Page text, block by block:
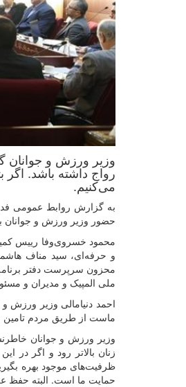
وزیر ورزش و جوانان
رواج داشته باشد‌. اگر
می‌کنیم.
به گزارش روابط عمومی
حضور وزیر ورزش و جوانان
محمود خسروی‌وفا رییس
و حرفه‌ای، سید مناف
محزون سرپرست دفتر
ملی المپیک و مدیران و
احمد دنیامالی وزیر ورزش
ماست از طریق مردم تامین
وزیر ورزش و جوانان
زنان بالاتر رود و اگر در
ظرفیت‌های موجود بهره
حمایت ما است. البته حفظ